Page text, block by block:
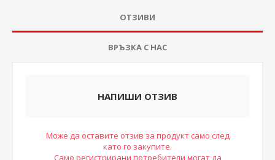
ОТЗИВИ
ВРЪЗКА С НАС
НАПИШИ ОТЗИВ
Може да оставите отзив за продукт само след
като го закупите.
Само регистрирани потребители могат да